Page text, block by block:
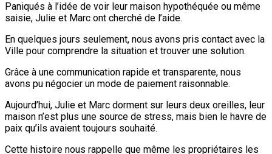
Paniqués à l’idée de voir leur maison hypothéquée ou même
saisie, Julie et Marc ont cherché de l’aide.
En quelques jours seulement, nous avons pris contact avec la
Ville pour comprendre la situation et trouver une solution.
Grâce à une communication rapide et transparente, nous
avons pu négocier un mode de paiement raisonnable.
Aujourd’hui, Julie et Marc dorment sur leurs deux oreilles, leur
maison n’est plus une source de stress, mais bien le havre de
paix qu’ils avaient toujours souhaité.
Cette histoire nous rappelle que même les propriétaires les